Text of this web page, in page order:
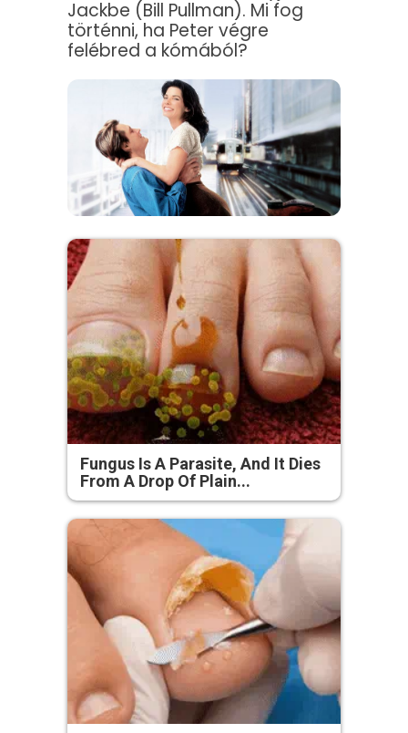
Jackbe (Bill Pullman). Mi fog
történni, ha Peter végre
felébred a kómából?
Fungus Is A Parasite, And It Dies
From A Drop Of Plain...